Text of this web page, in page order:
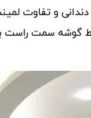
دندانی و تفاوت
سمت راست